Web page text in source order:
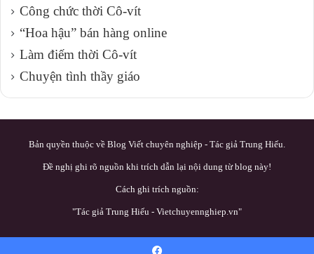
Công chức thời Cô-vít
“Hoa hậu” bán hàng online
Làm điếm thời Cô-vít
Chuyện tình thầy giáo
Bản quyền thuộc về Blog Viết chuyên nghiệp - Tác giả Trung Hiếu.
Đề nghị ghi rõ nguồn khi trích dẫn lại nội dung từ blog này!
Cách ghi trích nguồn:
"Tác giả Trung Hiếu - Vietchuyennghiep.vn"